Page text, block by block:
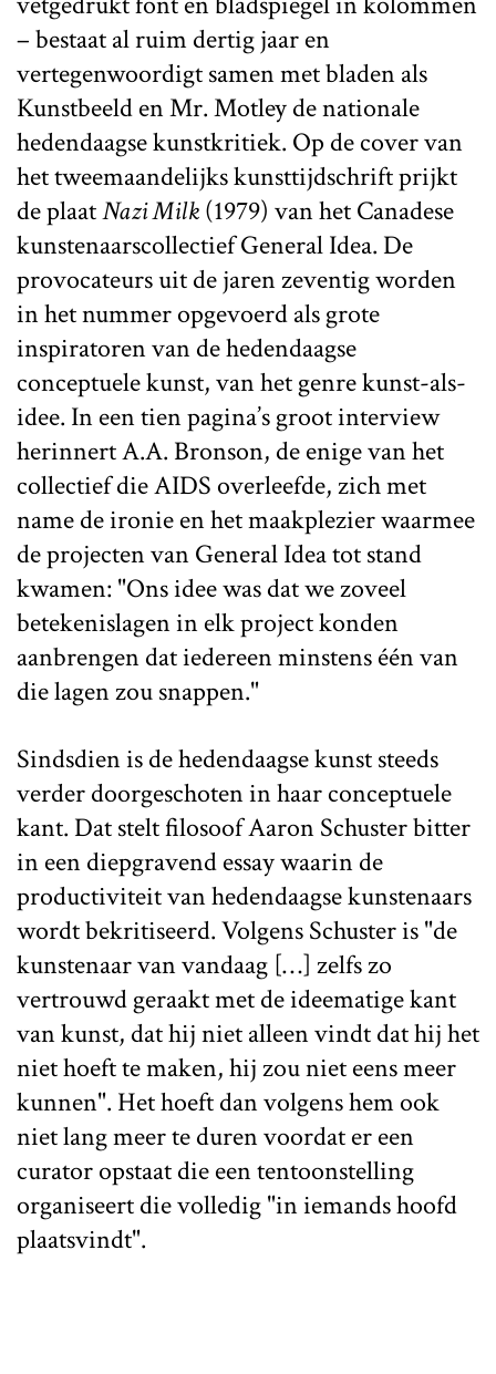
– bestaat al ruim dertig jaar en
vertegenwoordigt samen met bladen als
Kunstbeeld en Mr. Motley de nationale
hedendaagse kunstkritiek. Op de cover van
het tweemaandelijks kunsttijdschrift prijkt
de plaatNazi Milk(1979) van het Canadese
kunstenaarscollectief General Idea. De
provocateurs uit de jaren zeventig worden
in het nummer opgevoerd als grote
inspiratoren van de hedendaagse
conceptuele kunst, van het genre kunst-als-
idee. In een tien pagina’s groot interview
herinnert A.A. Bronson, de enige van het
collectief die AIDS overleefde, zich met
name de ironie en het maakplezier waarmee
de projecten van General Idea tot stand
kwamen: "Ons idee was dat we zoveel
betekenislagen in elk project konden
aanbrengen dat iedereen minstens één van
die lagen zou snappen."
Sindsdien is de hedendaagse kunst steeds
verder doorgeschoten in haar conceptuele
kant. Dat stelt filosoof Aaron Schuster bitter
in een diepgravend essay waarin de
productiviteit van hedendaagse kunstenaars
wordt bekritiseerd. Volgens Schuster is "de
kunstenaar van vandaag […] zelfs zo
vertrouwd geraakt met de ideematige kant
van kunst, dat hij niet alleen vindt dat hij het
niet hoeft te maken, hij zou niet eens meer
kunnen". Het hoeft dan volgens hem ook
niet lang meer te duren voordat er een
curator opstaat die een tentoonstelling
organiseert die volledig "in iemands hoofd
plaatsvindt".